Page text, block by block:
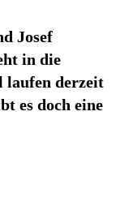
Josef
in die
laufen derzeit
es doch eine